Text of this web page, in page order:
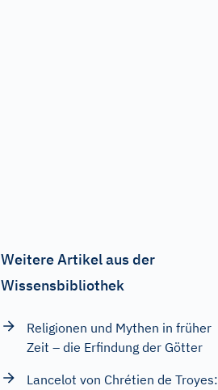
Weitere Artikel aus der
Wissensbibliothek
Religionen und Mythen in früher
Zeit – die Erfindung der Götter
Lancelot von Chrétien de Troyes: